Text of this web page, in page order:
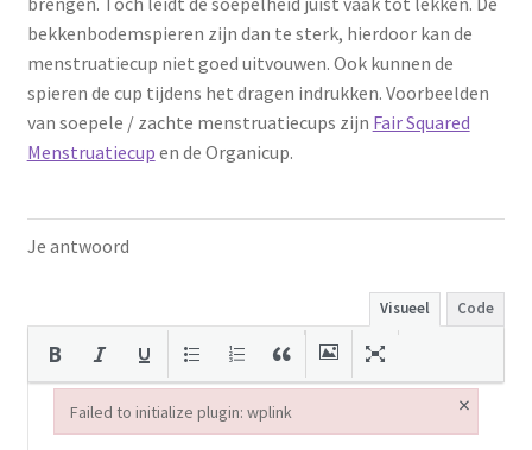
bekkenbodemspieren zijn dan te sterk, hierdoor kan de
menstruatiecup niet goed uitvouwen. Ook kunnen de
spieren de cup tijdens het dragen indrukken. Voorbeelden
van soepele / zachte menstruatiecups zijn Fair Squared
Menstruatiecup en de Organicup.
Je antwoord
Visueel Code
Failed to initialize plugin: wplink ×
Failed to initialize plugin: wplink